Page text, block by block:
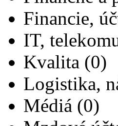
Financie,
IT,
Kvalita (0)
Logistika,
Médiá (0)